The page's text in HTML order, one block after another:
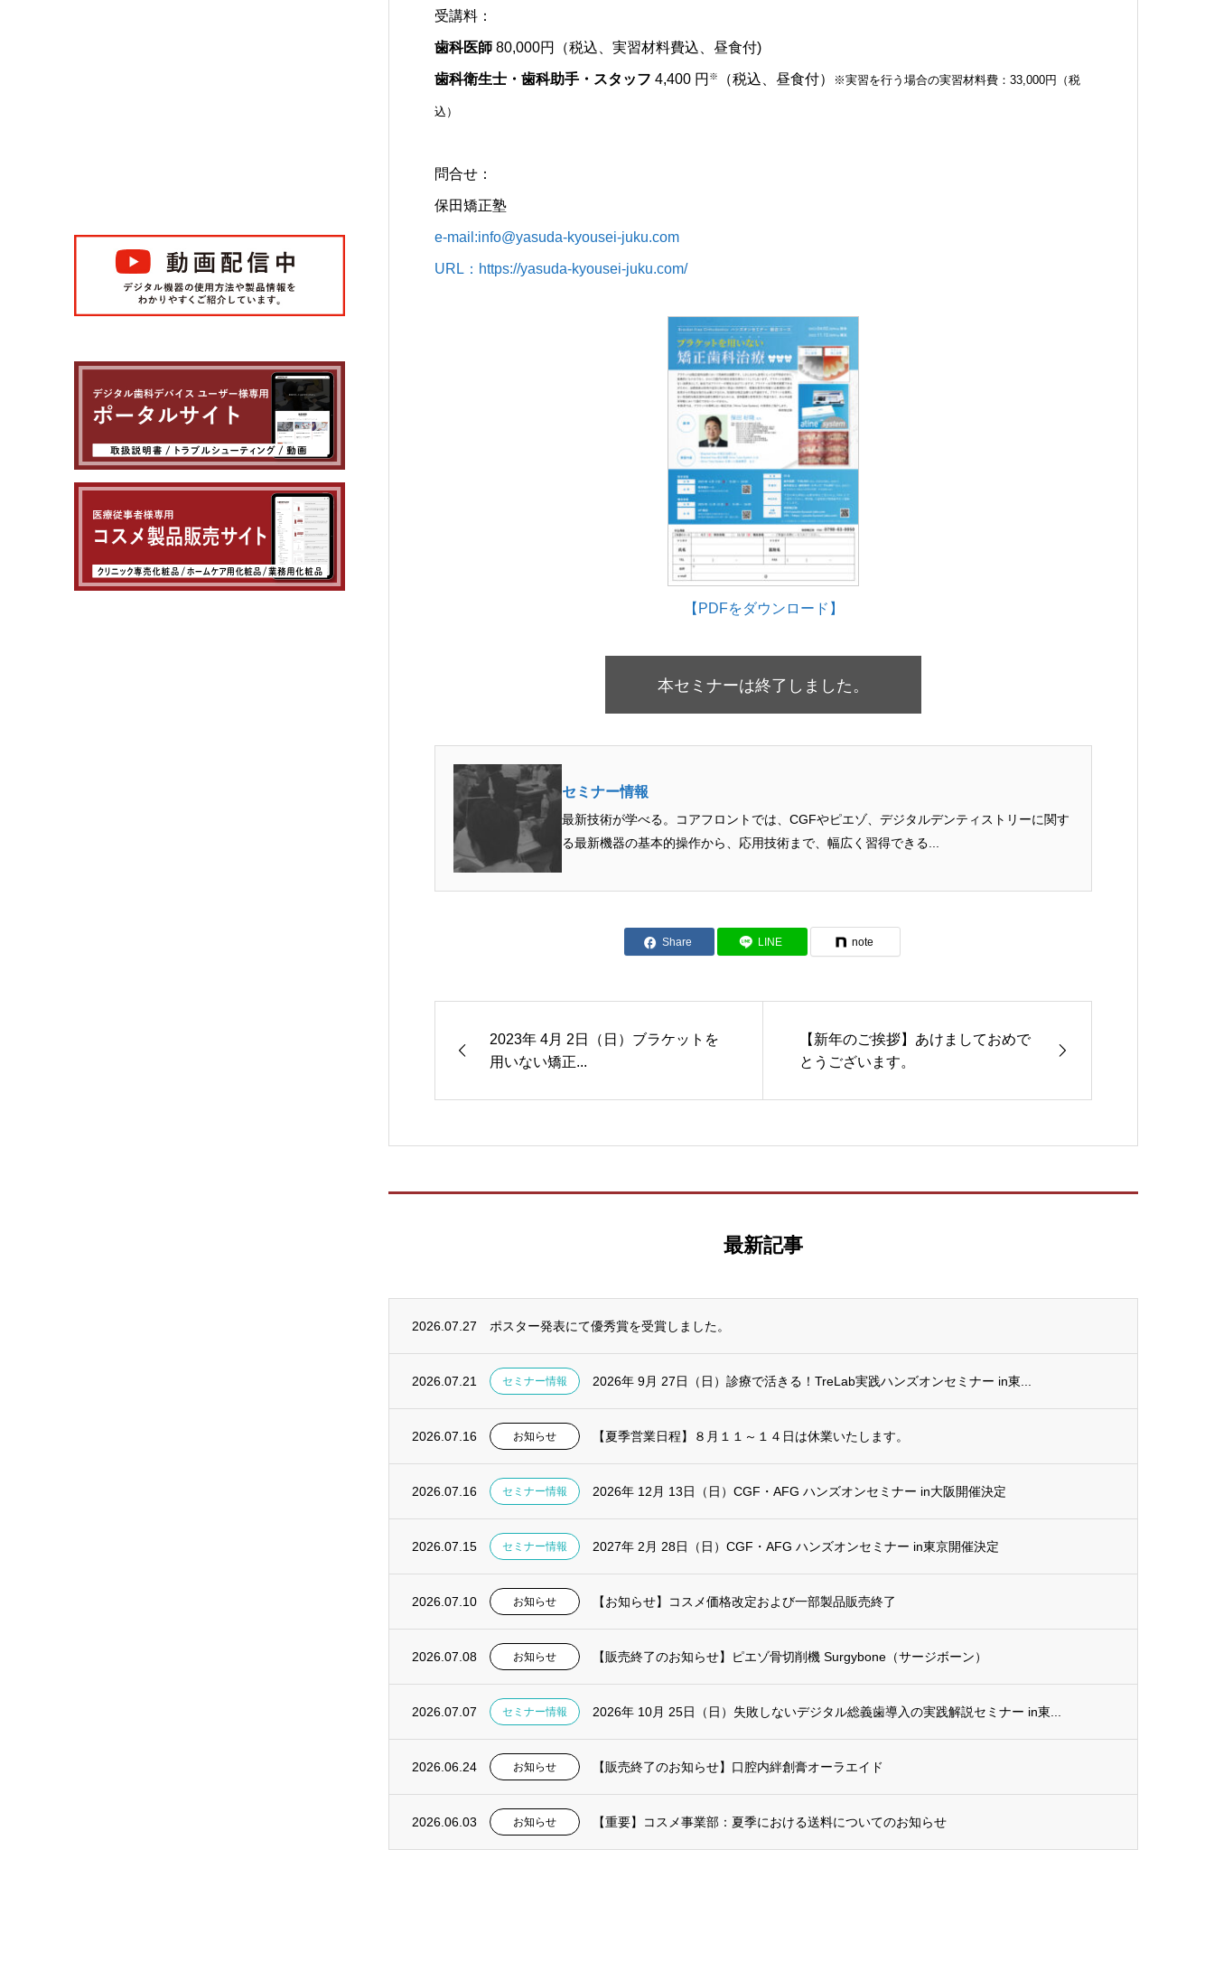
受講料：
歯科医師 80,000円（税込、実習材料費込、昼食付)
歯科衛生士・歯科助手・スタッフ 4,400 円 ※ （税込、昼食付） ※実習を行う場合の実習材料費：33,000円（税
込）
問合せ：
保田矯正塾
e-mail:info@yasuda-kyousei-juku.com
URL：https://yasuda-kyousei-juku.com/
【PDFをダウンロード】
本セミナーは終了しました。
セミナー情報
最新技術が学べる。コアフロントでは、CGFやピエゾ、デジタルデンティストリーに関す
る最新機器の基本的操作から、応用技術まで、幅広く習得できる...
Share LINE note
2023年 4月 2日（日）ブラケットを
用いない矯正...
【新年のご挨拶】あけましておめで
とうございます。
最新記事
2026.07.27 ポスター発表にて優秀賞を受賞しました。
2026.07.21 セミナー情報 2026年 9月 27日（日）診療で活きる！TreLab実践ハンズオンセミナー in東...
2026.07.16 お知らせ 【夏季営業日程】８月１１～１４日は休業いたします。
2026.07.16 セミナー情報 2026年 12月 13日（日）CGF・AFG ハンズオンセミナー in大阪開催決定
2026.07.15 セミナー情報 2027年 2月 28日（日）CGF・AFG ハンズオンセミナー in東京開催決定
2026.07.10 お知らせ 【お知らせ】コスメ価格改定および一部製品販売終了
2026.07.08 お知らせ 【販売終了のお知らせ】ピエゾ骨切削機 Surgybone（サージボーン）
2026.07.07 セミナー情報 2026年 10月 25日（日）失敗しないデジタル総義歯導入の実践解説セミナー in東...
2026.06.24 お知らせ 【販売終了のお知らせ】口腔内絆創膏オーラエイド
2026.06.03 お知らせ 【重要】コスメ事業部：夏季における送料についてのお知らせ